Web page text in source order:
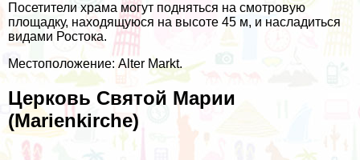
Посетители храма могут подняться на смотровую
площадку, находящуюся на высоте 45 м, и насладиться
видами Ростока.
Местоположение: Alter Markt.
Церковь Святой Марии
(Marienkirche)